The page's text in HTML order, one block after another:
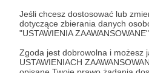
Jeśli chcesz dostosować lub
dotyczące zbierania danych
"USTAWIENIA ZAAWANSOWANE".
Zgoda jest dobrowolna i możesz
USTAWIENIACH
Dołącz do
Wesprzyj działalność Autora